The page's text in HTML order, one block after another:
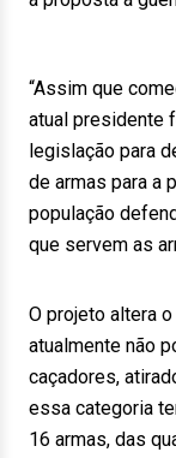
“Assim que
atual presidente
legislação para
de armas para a
população
que servem as
O projeto altera
atualmente não
caçadores,
essa categoria
16 armas, das